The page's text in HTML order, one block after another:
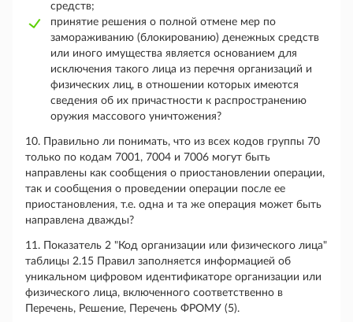
средств;
принятие решения о полной отмене мер по
замораживанию (блокированию) денежных средств
или иного имущества является основанием для
исключения такого лица из перечня организаций и
физических лиц, в отношении которых имеются
сведения об их причастности к распространению
оружия массового уничтожения?
10. Правильно ли понимать, что из всех кодов группы 70
только по кодам 7001, 7004 и 7006 могут быть
направлены как сообщения о приостановлении операции,
так и сообщения о проведении операции после ее
приостановления, т.е. одна и та же операция может быть
направлена дважды?
11. Показатель 2 "Код организации или физического лица"
таблицы 2.15 Правил заполняется информацией об
уникальном цифровом идентификаторе организации или
физического лица, включенного соответственно в
Перечень, Решение, Перечень ФРОМУ (5).